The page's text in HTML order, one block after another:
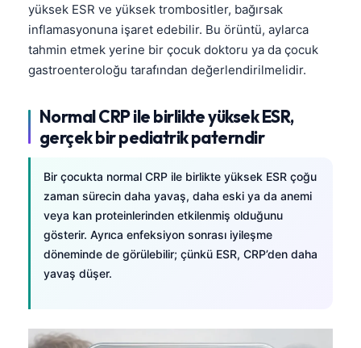
yüksek ESR ve yüksek trombositler, bağırsak
inflamasyonuna işaret edebilir. Bu örüntü, aylarca
tahmin etmek yerine bir çocuk doktoru ya da çocuk
gastroenteroloğu tarafından değerlendirilmelidir.
Normal CRP ile birlikte yüksek ESR,
gerçek bir pediatrik paterndir
Bir çocukta normal CRP ile birlikte yüksek ESR çoğu
zaman sürecin daha yavaş, daha eski ya da anemi
veya kan proteinlerinden etkilenmiş olduğunu
gösterir. Ayrıca enfeksiyon sonrası iyileşme
döneminde de görülebilir; çünkü ESR, CRP’den daha
yavaş düşer.
ភាសាខ្មែរ
አማርኛ
Українська
O‘zbekcha
Català
Қазақ тілі
Suomi
Hrvatski
كوردی‎
پښتو
سنڌي